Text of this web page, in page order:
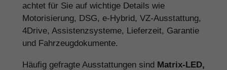
achtet für Sie auf wichtige Details wie
Motorisierung, DSG, e-Hybrid, VZ-Ausstattung,
4Drive, Assistenzsysteme, Lieferzeit, Garantie
und Fahrzeugdokumente.
Häufig gefragte Ausstattungen sind Matrix-LED,